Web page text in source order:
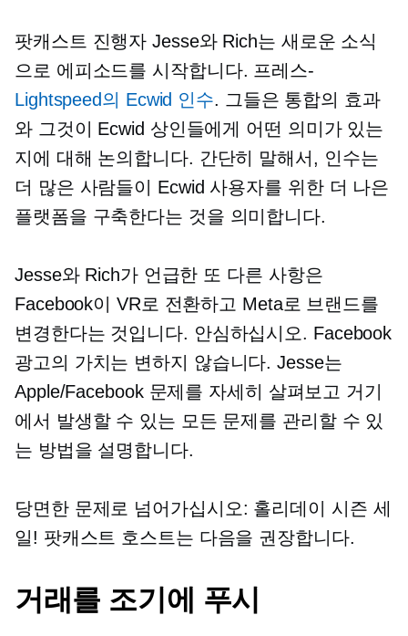
팟캐스트 진행자 Jesse와 Rich는 새로운 소식
으로 에피소드를 시작합니다. 프레스-
Lightspeed의 Ecwid 인수. 그들은 통합의 효과
와 그것이 Ecwid 상인들에게 어떤 의미가 있는
지에 대해 논의합니다. 간단히 말해서, 인수는
더 많은 사람들이 Ecwid 사용자를 위한 더 나은
플랫폼을 구축한다는 것을 의미합니다.
Jesse와 Rich가 언급한 또 다른 사항은
Facebook이 VR로 전환하고 Meta로 브랜드를
변경한다는 것입니다. 안심하십시오. Facebook
광고의 가치는 변하지 않습니다. Jesse는
Apple/Facebook 문제를 자세히 살펴보고 거기
에서 발생할 수 있는 모든 문제를 관리할 수 있
는 방법을 설명합니다.
당면한 문제로 넘어가십시오: 홀리데이 시즌 세
일! 팟캐스트 호스트는 다음을 권장합니다.
거래를 조기에 푸시